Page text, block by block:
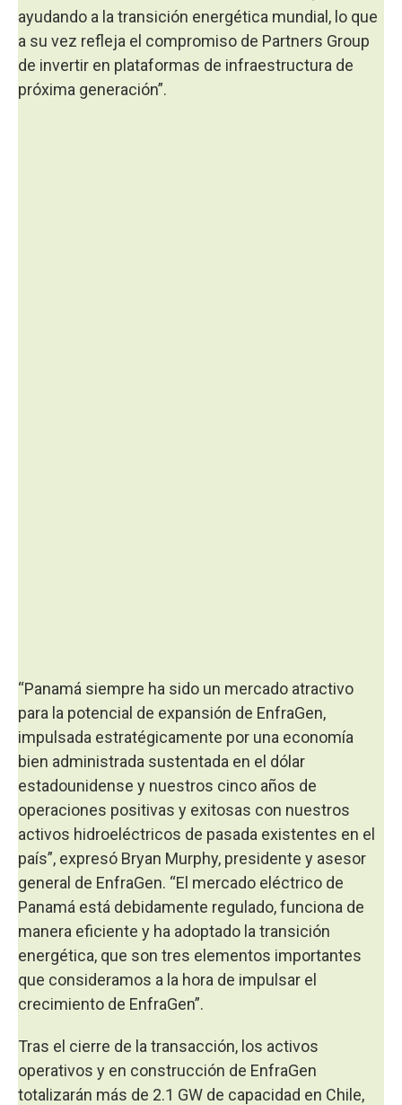
ayudando a la transición energética mundial, lo que
a su vez refleja el compromiso de Partners Group
de invertir en plataformas de infraestructura de
próxima generación”.
“Panamá siempre ha sido un mercado atractivo
para la potencial de expansión de EnfraGen,
impulsada estratégicamente por una economía
bien administrada sustentada en el dólar
estadounidense y nuestros cinco años de
operaciones positivas y exitosas con nuestros
activos hidroeléctricos de pasada existentes en el
país”, expresó Bryan Murphy, presidente y asesor
general de EnfraGen. “El mercado eléctrico de
Panamá está debidamente regulado, funciona de
manera eficiente y ha adoptado la transición
energética, que son tres elementos importantes
que consideramos a la hora de impulsar el
crecimiento de EnfraGen”.
Tras el cierre de la transacción, los activos
operativos y en construcción de EnfraGen
totalizarán más de 2.1 GW de capacidad en Chile,